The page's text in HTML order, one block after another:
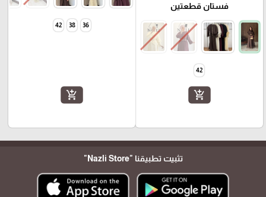
فستان قطعتين
42
add_shopping_cart
36
38
42
add_shopping_cart
تثبيت تطبيقنا "Nazli Store"